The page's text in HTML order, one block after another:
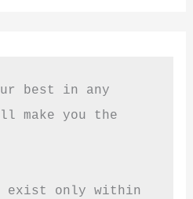
best in any
make you the
exist only within